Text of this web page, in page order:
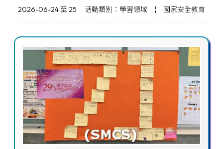
2026-06-24 至 25 活動類別：學習領域 ¦ 國家安全教育